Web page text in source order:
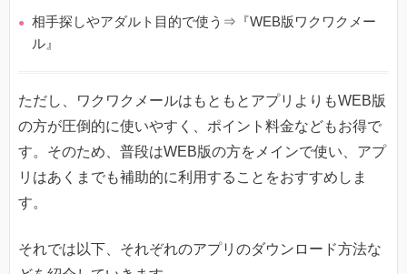
相手探しやアダルト目的で使う⇒『WEB版ワクワクメー
ル』
ただし、ワクワクメールはもともとアプリよりもWEB版
の方が圧倒的に使いやすく、ポイント料金などもお得で
す。そのため、普段はWEB版の方をメインで使い、アプ
リはあくまでも補助的に利用することをおすすめしま
す。
それでは以下、それぞれのアプリのダウンロード方法な